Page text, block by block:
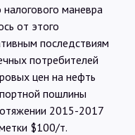
маневра
от этого
последствиям
потребителей
цен на нефть
пошлины
2015-2017
$100/т.